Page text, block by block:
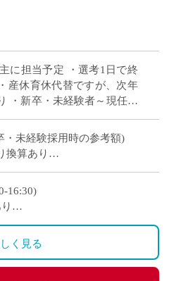
に担当予定 ・選考1日で終
産休育休代替ですが、次年
・新卒・未経験者～現任者
板、生徒1 […]
・未経験採用時の参考額)
換算あり
用保険、労災保険
16:30)
、その他学校の定める休日
く見る